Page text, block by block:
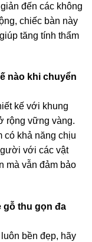
đến các không
chiếc bàn này
tăng tính thẩm
nào khi chuyển
kế với khung
rộng vững vàng.
có khả năng chịu
với các vật
mà vẫn đảm bảo
gỗ thu gọn đa
bền đẹp, hãy